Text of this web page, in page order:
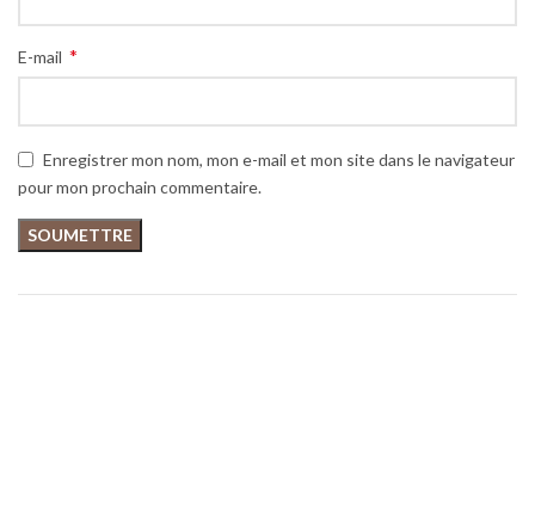
E-mail *
Enregistrer mon nom, mon e-mail et mon site dans le navigateur
pour mon prochain commentaire.